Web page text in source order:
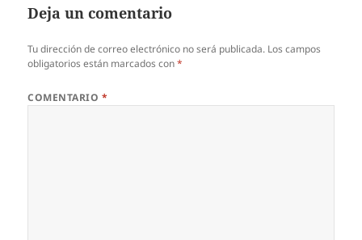
Deja un comentario
Tu dirección de correo electrónico no será publicada. Los campos
obligatorios están marcados con*
COMENTARIO *